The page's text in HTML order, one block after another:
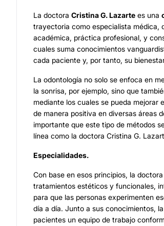
La doctora Cristina G. Lazarte es una
trayectoria como especialista médica,
académica, práctica profesional, y
cuales suma conocimientos
cada paciente y, por tanto, su
La odontología no solo se enfoca en
la sonrisa, por ejemplo, sino que
mediante los cuales se pueda mejorar
de manera positiva en diversas áreas
importante que este tipo de métodos
línea como la doctora Cristina G.
Especialidades.
Con base en esos principios, la
tratamientos estéticos y funcionales,
para que las personas experimenten
día a día. Junto a sus conocimientos,
pacientes un equipo de trabajo